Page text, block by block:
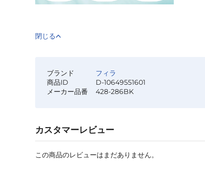
閉じる
ブランド
フィラ
商品ID
D-10649551601
メーカー品番
428-286BK
カスタマーレビュー
この商品のレビューはまだありません。